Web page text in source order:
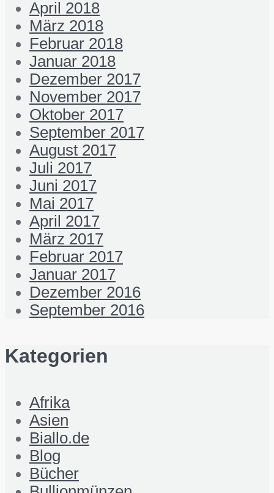
April 2018
März 2018
Februar 2018
Januar 2018
Dezember 2017
November 2017
Oktober 2017
September 2017
August 2017
Juli 2017
Juni 2017
Mai 2017
April 2017
März 2017
Februar 2017
Januar 2017
Dezember 2016
September 2016
Kategorien
Afrika
Asien
Biallo.de
Blog
Bücher